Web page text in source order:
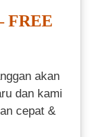
FREE
akan
dan kami
cepat &